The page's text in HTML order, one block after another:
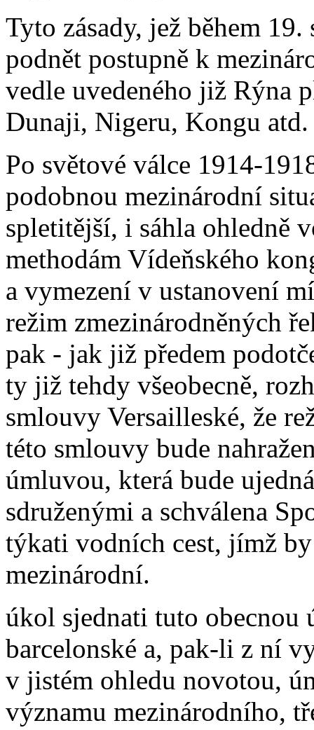
Tyto zásady, jež během
podnět postupně k
vedle uvedeného již Rýna
Dunaji, Nigeru, Kongu atd.
Po světové válce 1914-
podobnou mezinárodní
spletitější, i sáhla ohledně
methodám Vídeňského
a vymezení v ustanovení
režim zmezinárodněných
pak - jak již předem
ty již tehdy všeobecně,
smlouvy Versailleské, že
této smlouvy bude
úmluvou, která bude
sdruženými a schválena
týkati vodních cest, jímž
mezinárodní.
úkol sjednati tuto
barcelonské a, pak-li z ní
v jistém ohledu novotou,
významu mezinárodního,